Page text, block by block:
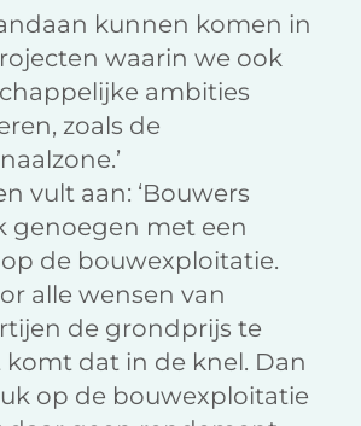
kunnen komen in
waarin we ook
ambities
zoals de
vult aan: ‘Bouwers
genoegen met een
de bouwexploitatie.
alle wensen van
de grondprijs te
dat in de knel. Dan
op de bouwexploitatie